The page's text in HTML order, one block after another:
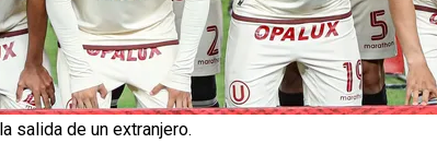
salida de un extranjero.